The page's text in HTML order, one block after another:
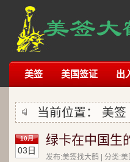
美签 美国签证 出
当前位置： 美签
10月
03日
绿卡在中国生
发布:美签找大鹤 | 分类: